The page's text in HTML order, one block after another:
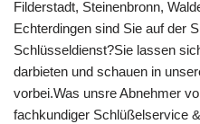
Filderstadt, Steinenbronn,
Echterdingen sind Sie auf der
Schlüsseldienst?Sie lassen
darbieten und schauen in
vorbei.Was unsre Abnehmer
fachkundiger Schlüßelservice